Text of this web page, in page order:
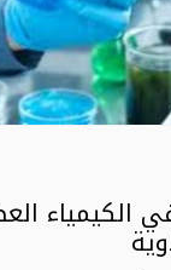
الكيمياء